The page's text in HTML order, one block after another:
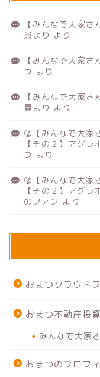
【みんなで大家
員より より
【みんなで大家
つ より
【みんなで大家
員より より
②【みんなで大家
【その２】アグ
つ より
②【みんなで大家
【その２】アグ
のファン より
おまつクラウド
おまつ不動産投
みんなで大家
おまつのプロフ